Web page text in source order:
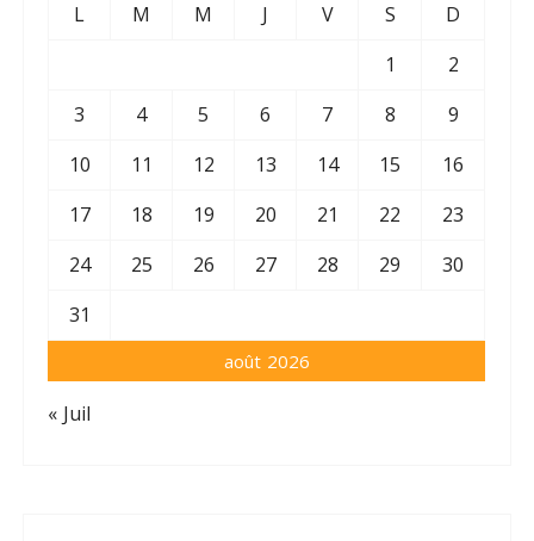
août 2026
L M M J V S
D
1
2
3
4 5 6 7 8
9
10
11 12 13 14 15
16
17
18 19 20 21 22
23
24
25 26 27 28 29
30
31
« Juil